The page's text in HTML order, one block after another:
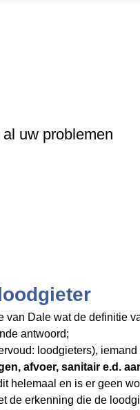
uw problemen
van Dale wat de definitie
antwoord;
loodgieters),
afvoer, sanitair e.d.
helemaal en is er geen
de erkenning die de